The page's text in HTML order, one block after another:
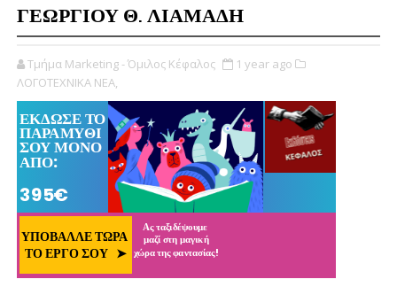
ΓΕΩΡΓΙΟΥ Θ. ΛΙΑΜΑΔΗ
Τμήμα Marketing - Όμιλος Κέφαλος
1 year ago
ΛΟΓΟΤΕΧΝΙΚΑ ΝΕΑ,